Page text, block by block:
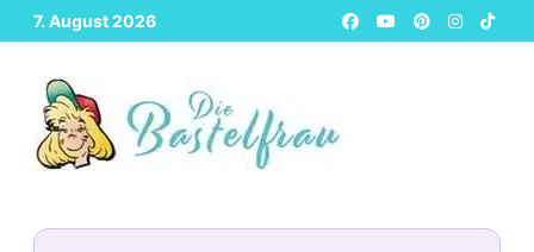
Zurück
zum
Inhalt
7. August 2026